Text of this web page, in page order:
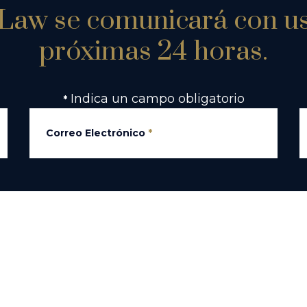
se comunicará con
próximas 24 horas.
* Indica un campo obligatorio
Correo Electrónico*